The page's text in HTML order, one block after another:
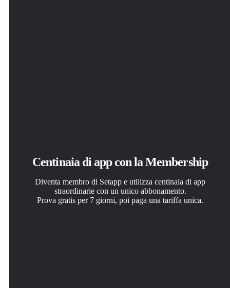
Centinaia di app con la Membership
Diventa membro di Setapp e utilizza centinaia di app
straordinarie con un unico abbonamento.
Prova gratis per 7 giorni, poi paga una tariffa unica.